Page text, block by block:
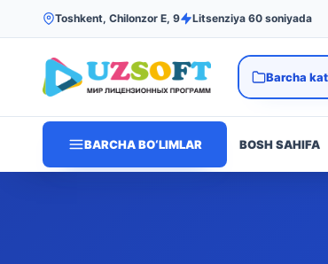
Toshkent, Chilonzor E, 9 Litsenziya 60 soniyada
BARCHA BO‘LIMLAR BOSH SAHIFA